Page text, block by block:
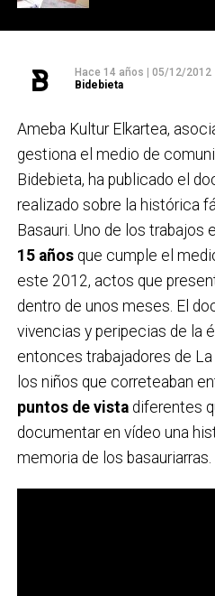
Hace 14 años
05/12/2012
Bidebieta
Ameba Kultur Elkartea,
gestiona el medio de
Bidebieta, ha publicado el
realizado sobre la histórica
Basauri. Uno de los trabajos
15 añosque cumple el
este 2012, actos que
dentro de unos meses. El
vivencias y peripecias de la
entonces trabajadores de
los niños que correteaban
puntos de vistadiferentes
documentar en vídeo una
memoria de los basauriarras.